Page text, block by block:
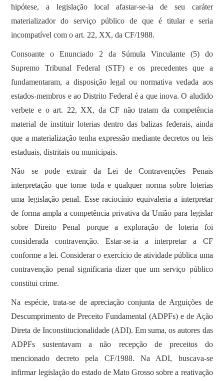
hipótese, a legislação local afastar-se-ia de seu caráter
materializador do serviço público de que é titular e seria
incompatível com o art. 22, XX, da CF/1988.
Consoante o Enunciado 2 da Súmula Vinculante (5) do
Supremo Tribunal Federal (STF) e os precedentes que a
fundamentaram, a disposição legal ou normativa vedada aos
estados-membros e ao Distrito Federal é a que inova. O aludido
verbete e o art. 22, XX, da CF não tratam da competência
material de instituir loterias dentro das balizas federais, ainda
que a materialização tenha expressão mediante decretos ou leis
estaduais, distritais ou municipais.
Não se pode extrair da Lei de Contravenções Penais
interpretação que torne toda e qualquer norma sobre loterias
uma legislação penal. Esse raciocínio equivaleria a interpretar
de forma ampla a competência privativa da União para legislar
sobre Direito Penal porque a exploração de loteria foi
considerada contravenção. Estar-se-ia a interpretar a CF
conforme a lei. Considerar o exercício de atividade pública uma
contravenção penal significaria dizer que um serviço público
constitui crime.
Na espécie, trata-se de apreciação conjunta de Arguições de
Descumprimento de Preceito Fundamental (ADPFs) e de Ação
Direta de Inconstitucionalidade (ADI). Em suma, os autores das
ADPFs sustentavam a não recepção de preceitos do
mencionado decreto pela CF/1988. Na ADI, buscava-se
infirmar legislação do estado de Mato Grosso sobre a reativação